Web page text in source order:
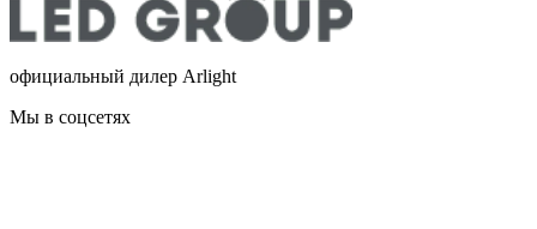
официальный дилер Arlight
Мы в соцсетях